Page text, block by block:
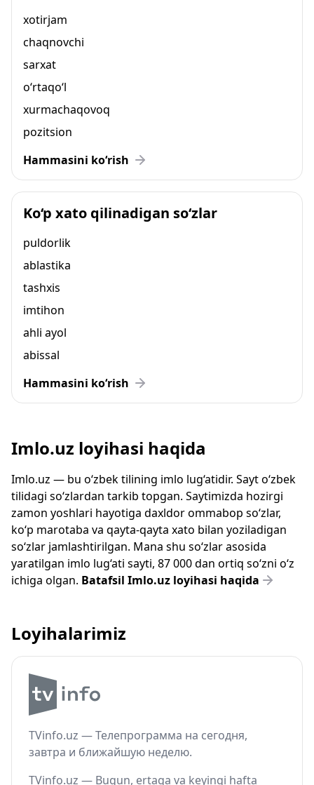
xotirjam
chaqnovchi
sarxat
o‘rtaqo‘l
xurmachaqovoq
pozitsion
Hammasini ko‘rish
Ko‘p xato qilinadigan so‘zlar
puldorlik
ablastika
tashxis
imtihon
ahli ayol
abissal
Hammasini ko‘rish
Imlo.uz loyihasi haqida
Imlo.uz — bu o‘zbek tilining imlo lug‘atidir. Sayt o‘zbek
tilidagi so‘zlardan tarkib topgan. Saytimizda hozirgi
zamon yoshlari hayotiga daxldor ommabop so‘zlar,
ko‘p marotaba va qayta-qayta xato bilan yoziladigan
so‘zlar jamlashtirilgan. Mana shu so‘zlar asosida
yaratilgan imlo lug‘ati sayti, 87 000 dan ortiq so‘zni o‘z
ichiga olgan. Batafsil Imlo.uz loyihasi haqida
Loyihalarimiz
TVinfo.uz — Телепрограмма на сегодня,
завтра и ближайшую неделю.
TVinfo.uz — Bugun, ertaga va keyingi hafta